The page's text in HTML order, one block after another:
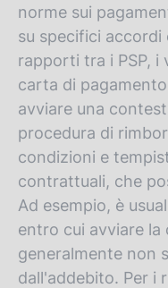
norme sui
su specifici
rapporti tra i PSP, i
carta di
avviare una
procedura di
condizioni e
contrattuali, che
Ad esempio, è
entro cui avviare la
generalmente non
dall'addebito. Per i